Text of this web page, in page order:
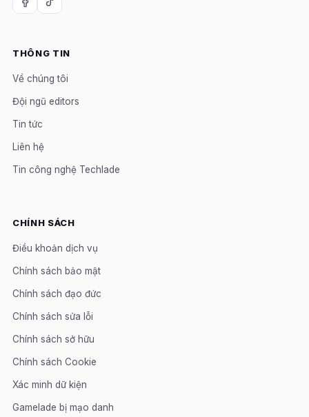
THÔNG TIN
Về chúng tôi
Đội ngũ editors
Tin tức
Liên hệ
Tin công nghệ Techlade
CHÍNH SÁCH
Điều khoản dịch vụ
Chính sách bảo mật
Chính sách đạo đức
Chính sách sửa lỗi
Chính sách sở hữu
Chính sách Cookie
Xác minh dữ kiện
Gamelade bị mạo danh